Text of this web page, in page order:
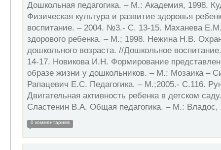
Дошкольная педагогика. – М.: Академия, 1998.
Физическая культура и развитие здоровья
воспитание. – 2004. №3.- С. 13-15. Маханева
здорового ребенка. – М.; 1998. Нежина Н.В.
дошкольного возраста. //Дошкольное
14-17. Новикова И.Н. Формирование
образе жизни у дошкольников. – М.: Мозаика –
Рапацевич Е.С. Педагогика. – М.;2005.- С.116.
Двигательная активность ребенка в детском
Сластенин В.А. Общая педагогика. – М.: Владос,
0 комментариев